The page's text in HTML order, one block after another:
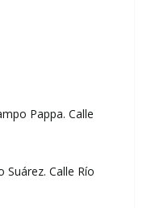
Pappa. Calle
Suárez. Calle Río